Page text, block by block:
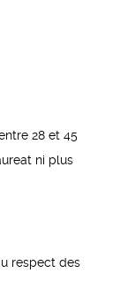
28 et 45
ni plus
respect des